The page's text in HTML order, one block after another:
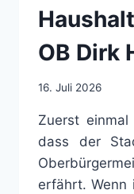
OB Dirk
16. Juli 2026
Zuerst
dass der
erfährt. Wenn